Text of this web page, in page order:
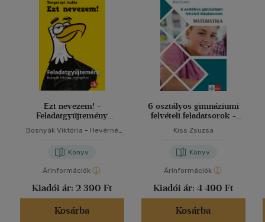
Ezt nevezem! -
Feladatgyűjtemény
regényéhez
Bosnyák Viktória - Hevérné
Könyv
Árinformációk
Kiadói ár: 2 390 Ft
Kosárba
6 osztályos gimnáziumi
felvételi feladatsorok -
Kiss Zsuzsa
Könyv
Árinformációk
Kiadói ár: 4 490 Ft
Kosárba